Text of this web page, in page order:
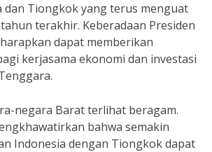
dan Tiongkok yang terus menguat
terakhir. Keberadaan Presiden
dapat memberikan
kerjasama ekonomi dan investasi
negara Barat terlihat beragam.
bahwa semakin
Indonesia dengan Tiongkok dapat